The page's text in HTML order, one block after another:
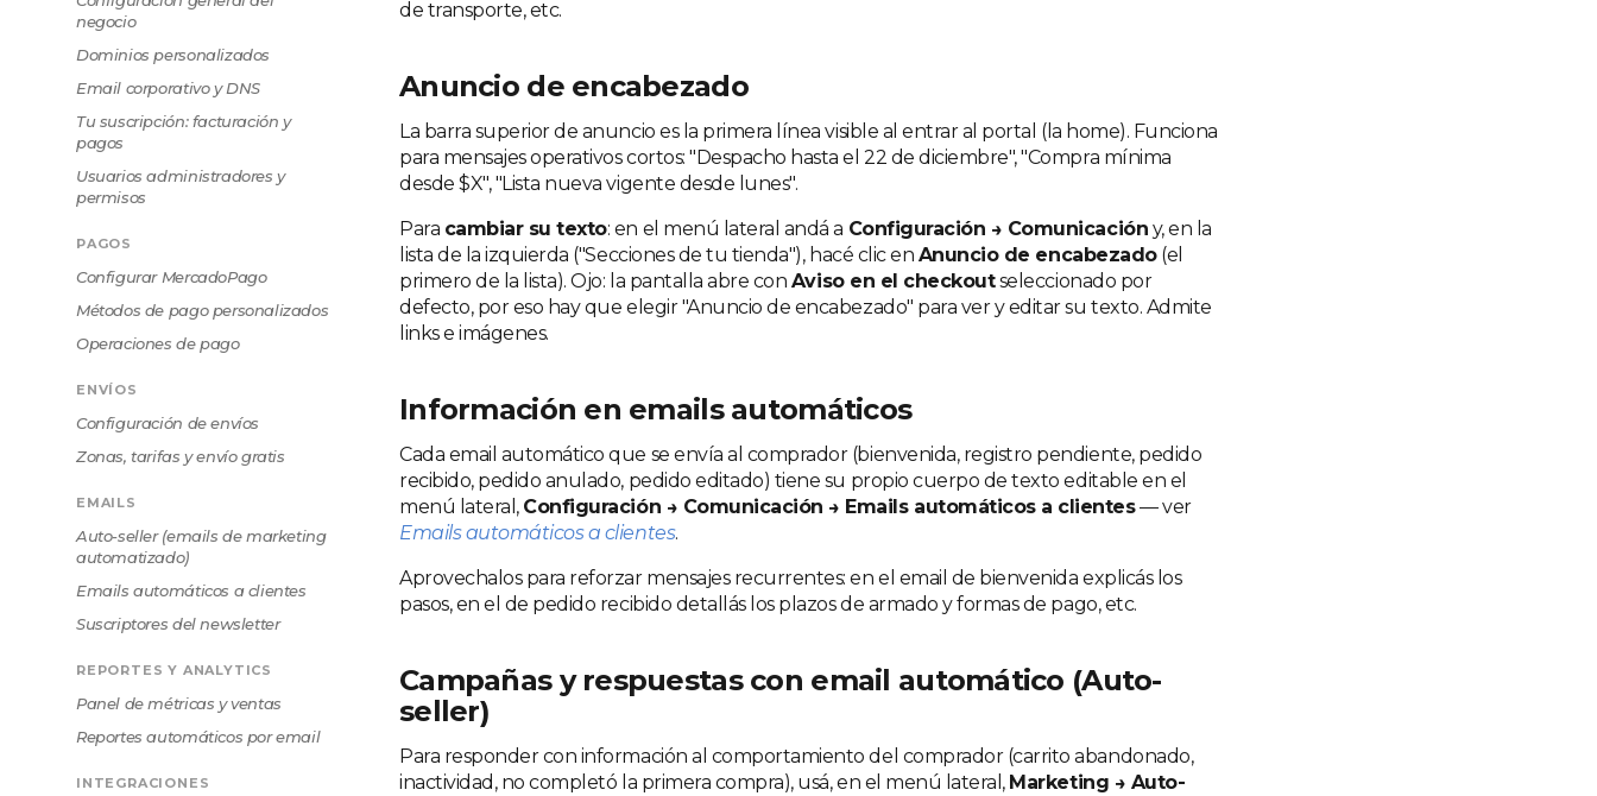
negocio
Dominios personalizados
Email corporativo y DNS
Tu suscripción: facturación y
pagos
Usuarios administradores y
permisos
PAGOS
Configurar MercadoPago
Métodos de pago personalizados
Operaciones de pago
ENVÍOS
Configuración de envíos
Zonas, tarifas y envío gratis
EMAILS
Auto-seller (emails de marketing
automatizado)
Emails automáticos a clientes
Suscriptores del newsletter
REPORTES Y ANALYTICS
Panel de métricas y ventas
Reportes automáticos por email
INTEGRACIONES
de transporte, etc.
Anuncio de encabezado
La barra superior de anuncio es la primera línea visible al entrar al portal (la home). Funciona
para mensajes operativos cortos: "Despacho hasta el 22 de diciembre", "Compra mínima
desde $X", "Lista nueva vigente desde lunes".
Para cambiar su texto: en el menú lateral andá a Configuración → Comunicación y, en la
lista de la izquierda ("Secciones de tu tienda"), hacé clic en Anuncio de encabezado(el
primero de la lista). Ojo: la pantalla abre con Aviso en el checkoutseleccionado por
defecto, por eso hay que elegir "Anuncio de encabezado" para ver y editar su texto. Admite
links e imágenes.
Información en emails automáticos
Cada email automático que se envía al comprador (bienvenida, registro pendiente, pedido
recibido, pedido anulado, pedido editado) tiene su propio cuerpo de texto editable en el
menú lateral, Configuración → Comunicación → Emails automáticos a clientes— ver
Emails automáticos a clientes.
Aprovechalos para reforzar mensajes recurrentes: en el email de bienvenida explicás los
pasos, en el de pedido recibido detallás los plazos de armado y formas de pago, etc.
Campañas y respuestas con email automático (Auto-
seller)
Para responder con información al comportamiento del comprador (carrito abandonado,
inactividad, no completó la primera compra), usá, en el menú lateral, Marketing → Auto-